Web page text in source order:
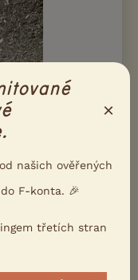
proběhl 5.6.2026,
čas na
×
našich ověřených
F-konta. 🎉
třetích stran